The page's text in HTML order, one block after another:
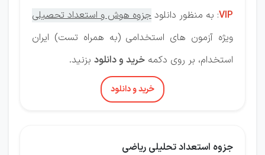
VIP: به منظور دانلود جزوه هوش و استعداد تحصیلی
ویژه آزمون های استخدامی (به همراه تست) ایران
استخدام، بر روی دکمه خرید و دانلود بزنید.
خرید و دانلود
جزوه استعداد تحلیلی ریاضی